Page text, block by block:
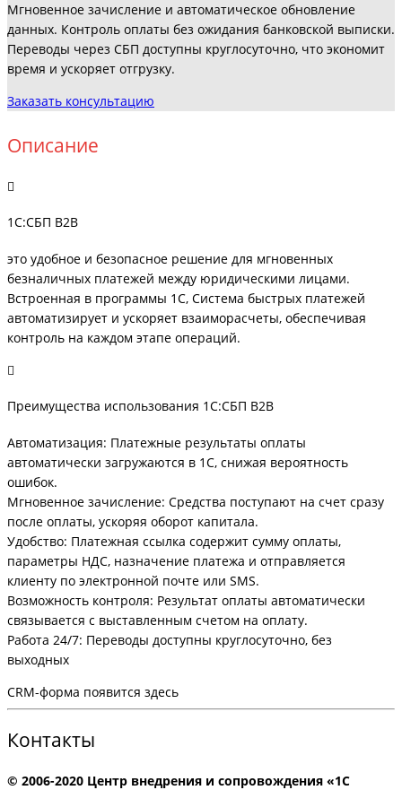
Мгновенное зачисление и автоматическое обновление
данных. Контроль оплаты без ожидания банковской выписки.
Переводы через СБП доступны круглосуточно, что экономит
время и ускоряет отгрузку.
Заказать консультацию
Описание
1С:СБП B2B
это удобное и безопасное решение для мгновенных
безналичных платежей между юридическими лицами.
Встроенная в программы 1С, Система быстрых платежей
автоматизирует и ускоряет взаиморасчеты, обеспечивая
контроль на каждом этапе операций.
Преимущества использования 1С:СБП B2B
Автоматизация: Платежные результаты оплаты
автоматически загружаются в 1С, снижая вероятность
ошибок.
Мгновенное зачисление: Средства поступают на счет сразу
после оплаты, ускоряя оборот капитала.
Удобство: Платежная ссылка содержит сумму оплаты,
параметры НДС, назначение платежа и отправляется
клиенту по электронной почте или SMS.
Возможность контроля: Результат оплаты автоматически
связывается с выставленным счетом на оплату.
Работа 24/7: Переводы доступны круглосуточно, без
выходных
CRM-форма появится здесь
Контакты
© 2006-2020 Центр внедрения и сопровождения «1С